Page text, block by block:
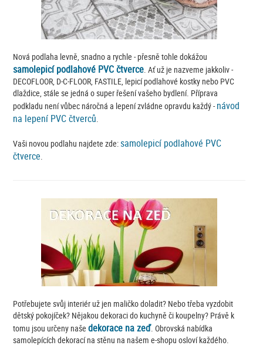
Nová podlaha levně, snadno a rychle - přesně tohle dokážou
samolepicí podlahové PVC čtverce. Ať už je nazveme jakkoliv -
DECOFLOOR, D-C-FLOOR, FASTILE, lepicí podlahové kostky nebo PVC
dlaždice, stále se jedná o super řešení vašeho bydlení. Příprava
podkladu není vůbec náročná a lepení zvládne opravdu každý -návod
na lepení PVC čtverců.
Vaši novou podlahu najdete zde:samolepicí podlahové PVC
čtverce.
Potřebujete svůj interiér už jen maličko doladit? Nebo třeba vyzdobit
dětský pokojíček? Nějakou dekoraci do kuchyně či koupelny? Právě k
tomu jsou určeny našedekorace na zeď. Obrovská nabídka
samolepících dekorací na stěnu na našem e-shopu osloví každého.